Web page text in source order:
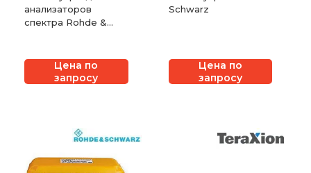
анализаторов
спектра Rohde &
Цена по
запросу
Schwarz
Цена по
запросу